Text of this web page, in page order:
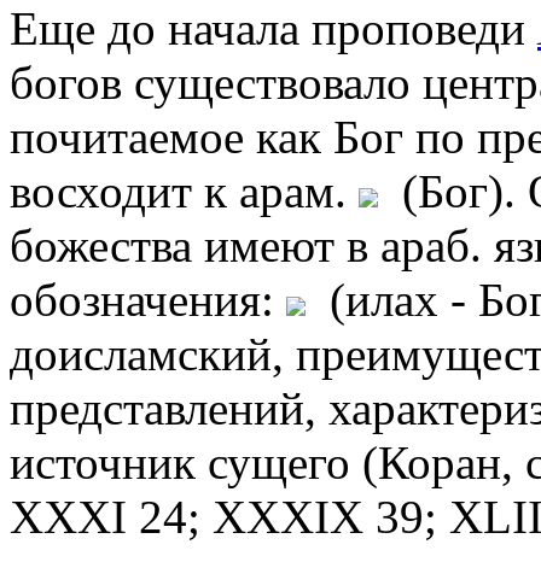
Еще до начала проповеди
богов существовало
почитаемое как Бог по
восходит к арам.
(Бог).
божества имеют в араб.
обозначения:
(илах -
доисламский,
представлений,
источник сущего
XXXI 24; XXXIX 39;